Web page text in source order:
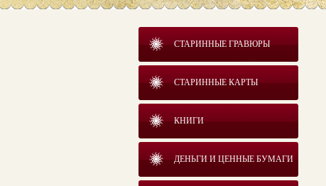
СТАРИННЫЕ ГРАВЮРЫ
СТАРИННЫЕ КАРТЫ
КНИГИ
ДЕНЬГИ И ЦЕННЫЕ БУМАГИ